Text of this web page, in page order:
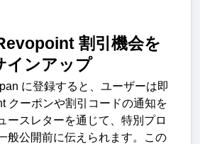
割引機会を
インアップ
に登録すると、ユーザーは即
クーポンや割引コードの通知を
ースレターを通じて、特別プロ
般公開前に伝えられます。この